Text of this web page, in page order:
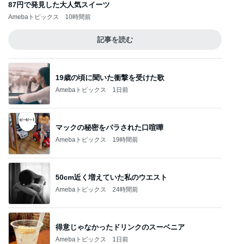
87円で発見した大人気スイーツ
Amebaトピックス 10時間前
記事を読む
19歳の頃に聞いた衝撃を受けた歌
Amebaトピックス 1日前
マックの秘密をバラされた口喧嘩
Amebaトピックス 19時間前
50cm近く増えていた私のウエスト
Amebaトピックス 24時間前
得意じゃなかったドリンクのスーベニア
Amebaトピックス 1日前